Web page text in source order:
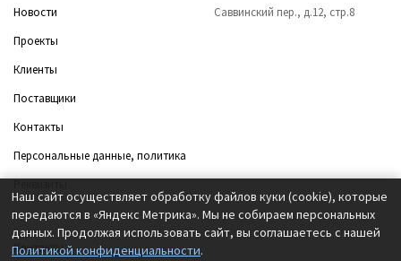
Новости
Проекты
Клиенты
Поставщики
Контакты
Персональные данные, политика
Саввинский пер., д.12, стр.8
Контакты
Наш сайт осуществляет обработку файлов куки (cookie), которые
передаются в «Яндекс Метрика». Мы не собираем персональных
данных. Продолжая использовать сайт, вы соглашаетесь с нашей
Политикой конфиденциальности.